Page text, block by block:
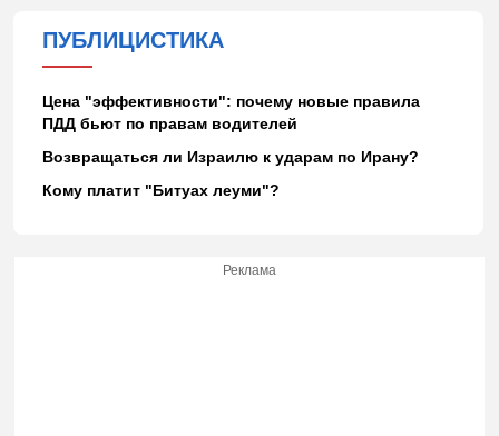
ПУБЛИЦИСТИКА
Цена "эффективности": почему новые правила
ПДД бьют по правам водителей
Возвращаться ли Израилю к ударам по Ирану?
Кому платит "Битуах леуми"?
Реклама